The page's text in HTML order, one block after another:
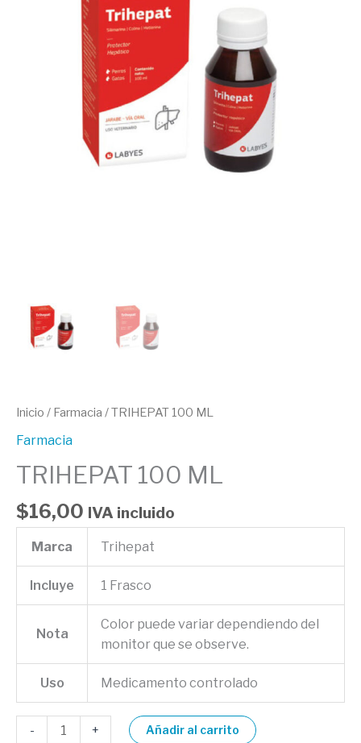
Inicio / Farmacia / TRIHEPAT 100 ML
Farmacia
TRIHEPAT 100 ML
$16,00 IVA incluido
Marca Trihepat
Incluye 1 Frasco
Nota
Color puede variar dependiendo del
monitor que se observe.
Uso Medicamento controlado
- + Añadir al carrito